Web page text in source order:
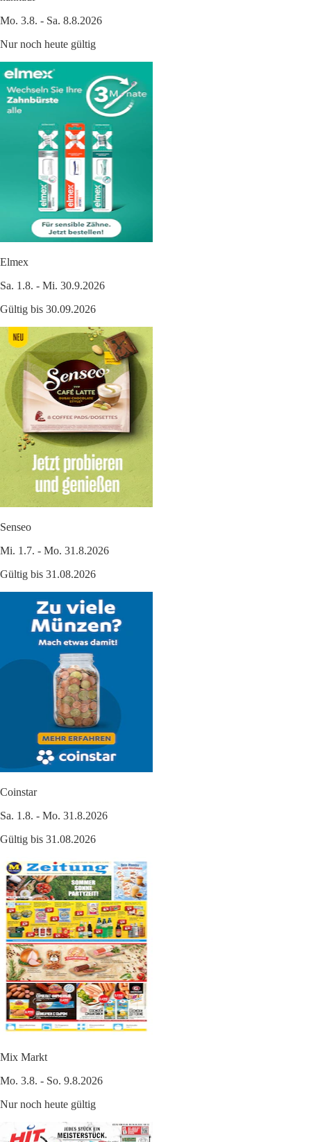
Mo. 3.8. - Sa. 8.8.2026
Nur noch heute gültig
Elmex
Sa. 1.8. - Mi. 30.9.2026
Gültig bis 30.09.2026
Senseo
Mi. 1.7. - Mo. 31.8.2026
Gültig bis 31.08.2026
Coinstar
Sa. 1.8. - Mo. 31.8.2026
Gültig bis 31.08.2026
Mix Markt
Mo. 3.8. - So. 9.8.2026
Nur noch heute gültig